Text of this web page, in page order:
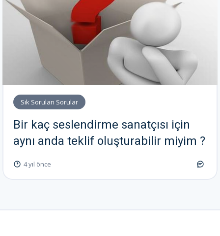
Sık Sorulan Sorular
Bir kaç seslendirme sanatçısı için
aynı anda teklif oluşturabilir miyim ?
4 yıl önce